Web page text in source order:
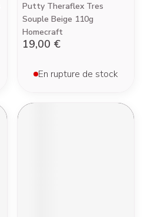
Putty Theraflex Tres
Souple Beige 110g
Homecraft
19,00 €
En rupture de stock